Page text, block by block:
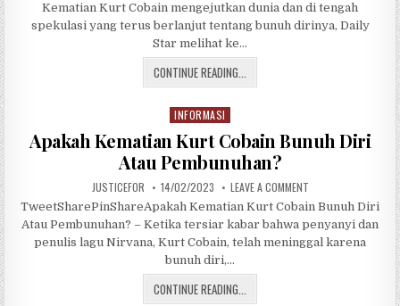
d
i
n
Kematian Kurt Cobain mengejutkan dunia dan di tengah
spekulasi yang terus berlanjut tentang bunuh dirinya, Daily
Star melihat ke…
CONTINUE READING...
o
s
t
e
d
i
n
INFORMASI
Apakah Kematian Kurt Cobain Bunuh Diri
Atau Pembunuhan?
JUSTICEFOR 14/02/2023 LEAVE A COMMENT
TweetSharePinShareApakah Kematian Kurt Cobain Bunuh Diri
Atau Pembunuhan? – Ketika tersiar kabar bahwa penyanyi dan
penulis lagu Nirvana, Kurt Cobain, telah meninggal karena
bunuh diri,…
CONTINUE READING...